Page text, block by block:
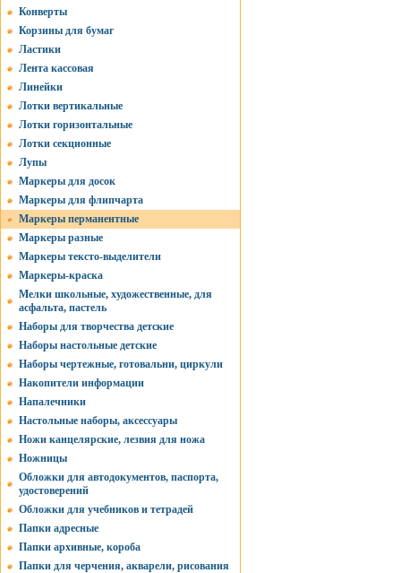
Конверты
Корзины для бумаг
Ластики
Лента кассовая
Линейки
Лотки вертикальные
Лотки горизонтальные
Лотки секционные
Лупы
Маркеры для досок
Маркеры для флипчарта
Маркеры перманентные
Маркеры разные
Маркеры тексто-выделители
Маркеры-краска
Мелки школьные, художественные, для
асфальта, пастель
Наборы для творчества детские
Наборы настольные детские
Наборы чертежные, готовальни, циркули
Накопители информации
Напалечники
Настольные наборы, аксессуары
Ножи канцелярские, лезвия для ножа
Ножницы
Обложки для автодокументов, паспорта,
удостоверений
Обложки для учебников и тетрадей
Папки адресные
Папки архивные, короба
Папки для черчения, акварели, рисования